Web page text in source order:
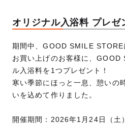
オリジナル入浴料 プレゼ
期間中、GOOD SMILE
お買い上げのお客様に、
ル入浴料を1つプレゼント！
寒い季節にほっと一息、憩いの
いを込めて作りました。
開催期間：2026年1月24日（土